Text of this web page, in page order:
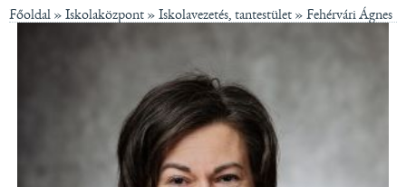
Főoldal » Iskolaközpont » Iskolavezetés, tantestület » Fehérvári Ágnes